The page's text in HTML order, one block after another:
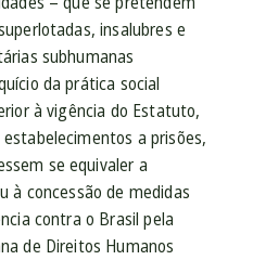
insalubres e
subhumanas
da prática social
à vigência do Estatuto,
a prisões,
se equivaler a
à concessão de medidas
contra o Brasil pela
de Direitos Humanos